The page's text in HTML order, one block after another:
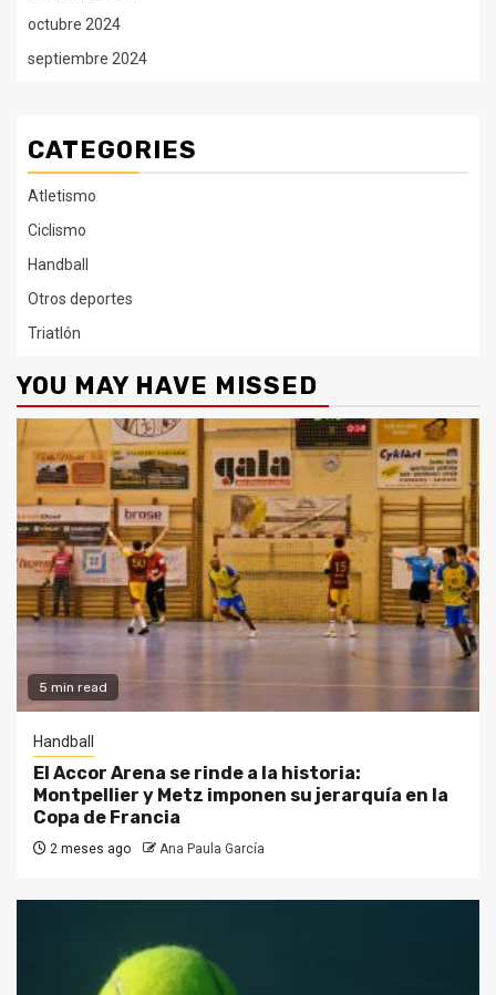
octubre 2024
septiembre 2024
CATEGORIES
Atletismo
Ciclismo
Handball
Otros deportes
Triatlón
YOU MAY HAVE MISSED
5 min read
Handball
El Accor Arena se rinde a la historia:
Montpellier y Metz imponen su jerarquía en la
Copa de Francia
2 meses ago Ana Paula García